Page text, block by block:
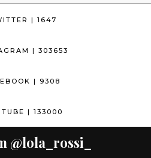
| 1647
| 303653
| 9308
| 133000
@lola_rossi_